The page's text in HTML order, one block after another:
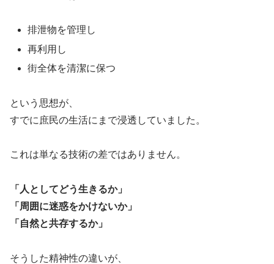
排泄物を管理し
再利用し
街全体を清潔に保つ
という思想が、
すでに庶民の生活にまで浸透していました。
これは単なる技術の差ではありません。
「人としてどう生きるか」
「周囲に迷惑をかけないか」
「自然と共存するか」
そうした精神性の違いが、